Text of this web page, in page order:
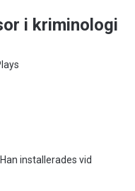
i kriminologi
installerades vid